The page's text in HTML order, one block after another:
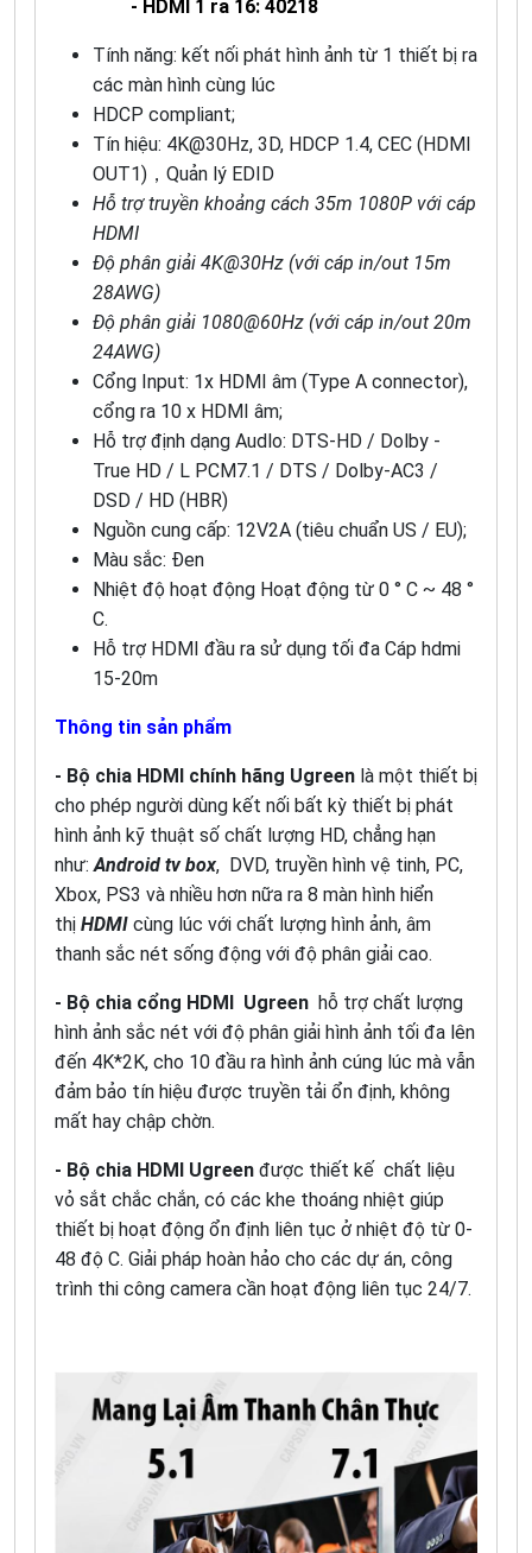
- HDMI 1 ra 16: 40218
Tính năng: kết nối phát hình ảnh từ 1 thiết bị ra
các màn hình cùng lúc
HDCP compliant;
Tín hiệu: 4K@30Hz, 3D, HDCP 1.4, CEC (HDMI
OUT1)，Quản lý EDID
Hỗ trợ truyền khoảng cách 35m 1080P với cáp
HDMI
Độ phân giải 4K@30Hz (với cáp in/out 15m
28AWG)
Độ phân giải 1080@60Hz (với cáp in/out 20m
24AWG)
Cổng Input: 1x HDMI âm (Type A connector),
cổng ra 10 x HDMI âm;
Hỗ trợ định dạng Audlo: DTS-HD / Dolby -
True HD / L PCM7.1 / DTS / Dolby-AC3 /
DSD / HD (HBR)
Nguồn cung cấp: 12V2A (tiêu chuẩn US / EU);
Màu sắc: Đen
Nhiệt độ hoạt động Hoạt động từ 0 ° C ~ 48 °
C.
Hỗ trợ HDMI đầu ra sử dụng tối đa Cáp hdmi
15-20m
Thông tin sản phẩm
- Bộ chia HDMI chính hãng Ugreen là một thiết bị
cho phép người dùng kết nối bất kỳ thiết bị phát
hình ảnh kỹ thuật số chất lượng HD, chẳng hạn
như: Android tv box, DVD, truyền hình vệ tinh, PC,
Xbox, PS3 và nhiều hơn nữa ra 8 màn hình hiển
thị HDMI cùng lúc với chất lượng hình ảnh, âm
thanh sắc nét sống động với độ phân giải cao.
- Bộ chia cổng HDMI Ugreen hỗ trợ chất lượng
hình ảnh sắc nét với độ phân giải hình ảnh tối đa lên
đến 4K*2K, cho 10 đầu ra hình ảnh cúng lúc mà vẫn
đảm bảo tín hiệu được truyền tải ổn định, không
mất hay chập chờn.
- Bộ chia HDMI Ugreen được thiết kế chất liệu
vỏ sắt chắc chắn, có các khe thoáng nhiệt giúp
thiết bị hoạt động ổn định liên tục ở nhiệt độ từ 0-
48 độ C. Giải pháp hoàn hảo cho các dự án, công
trình thi công camera cần hoạt động liên tục 24/7.